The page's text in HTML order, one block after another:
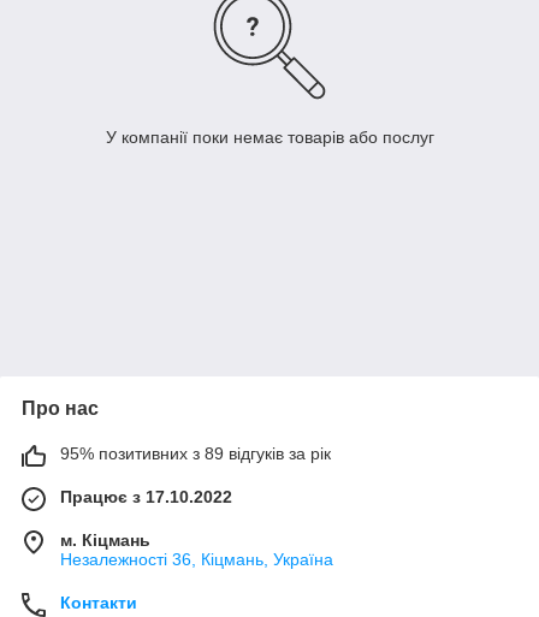
У компанії поки немає товарів або послуг
Про нас
95% позитивних з 89 відгуків за рік
Працює з 17.10.2022
м. Кіцмань
Незалежності 36, Кіцмань, Україна
Контакти